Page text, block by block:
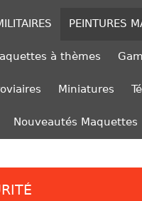
PEINTURES
à thèmes
Miniatures
Nouveautés Maquettes